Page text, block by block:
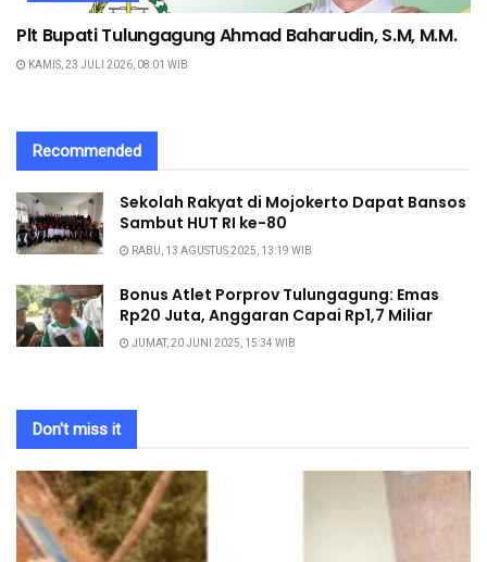
Plt Bupati Tulungagung Ahmad Baharudin, S.M, M.M.
KAMIS, 23 JULI 2026, 08:01 WIB
Recommended
Sekolah Rakyat di Mojokerto Dapat Bansos
Sambut HUT RI ke-80
RABU, 13 AGUSTUS 2025, 13:19 WIB
Bonus Atlet Porprov Tulungagung: Emas
Rp20 Juta, Anggaran Capai Rp1,7 Miliar
JUMAT, 20 JUNI 2025, 15:34 WIB
Don't miss it